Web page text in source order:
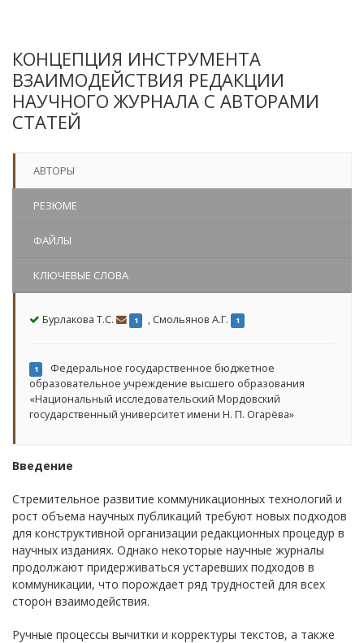
КОНЦЕПЦИЯ ИНСТРУМЕНТА
ВЗАИМОДЕЙСТВИЯ РЕДАКЦИИ
НАУЧНОГО ЖУРНАЛА С АВТОРАМИ
СТАТЕЙ
АВТОРЫ
РЕЗЮМЕ
ФАЙЛЫ
КЛЮЧЕВЫЕ СЛОВА
Бурлакова Т.С. 1 , Смольянов А.Г. 1
1
Федеральное государственное бюджетное
образовательное учреждение высшего образования
«Национальный исследовательский Мордовский
государственный университет имени Н. П. Огарёва»
Введение
Стремительное развитие коммуникационных технологий и
рост объема научных публикаций требуют новых подходов
для конструктивной организации редакционных процедур в
научных изданиях. Однако некоторые научные журналы
продолжают придерживаться устаревших подходов в
коммуникации, что порождает ряд трудностей для всех
сторон взаимодействия.
Ручные процессы вычитки и корректуры текстов, а также